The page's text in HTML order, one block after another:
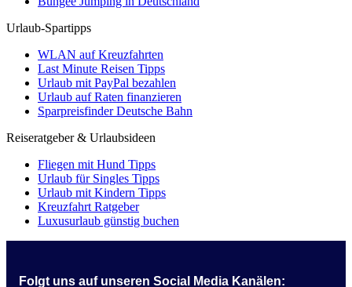
Urlaub-Spartipps
WLAN auf Kreuzfahrten
Last Minute Reisen Tipps
Urlaub mit PayPal bezahlen
Urlaub auf Raten finanzieren
Sparpreisfinder Deutsche Bahn
Reiseratgeber & Urlaubsideen
Fliegen mit Hund Tipps
Urlaub für Singles Tipps
Urlaub mit Kindern Tipps
Kreuzfahrt Ratgeber
Luxusurlaub günstig buchen